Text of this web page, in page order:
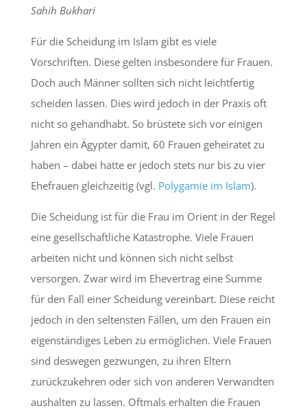
Sahih Bukhari
Für die Scheidung im Islam gibt es viele
Vorschriften. Diese gelten insbesondere für Frauen.
Doch auch Männer sollten sich nicht leichtfertig
scheiden lassen. Dies wird jedoch in der Praxis oft
nicht so gehandhabt. So brüstete sich vor einigen
Jahren ein Ägypter damit, 60 Frauen geheiratet zu
haben – dabei hatte er jedoch stets nur bis zu vier
Ehefrauen gleichzeitig (vgl. Polygamie im Islam).
Die Scheidung ist für die Frau im Orient in der Regel
eine gesellschaftliche Katastrophe. Viele Frauen
arbeiten nicht und können sich nicht selbst
versorgen. Zwar wird im Ehevertrag eine Summe
für den Fall einer Scheidung vereinbart. Diese reicht
jedoch in den seltensten Fällen, um den Frauen ein
eigenständiges Leben zu ermöglichen. Viele Frauen
sind deswegen gezwungen, zu ihren Eltern
zurückzukehren oder sich von anderen Verwandten
aushalten zu lassen. Oftmals erhalten die Frauen